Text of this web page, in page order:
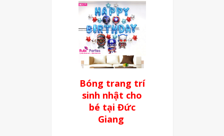
Bóng trang trí
sinh nhật cho
bé tại Đức
Giang